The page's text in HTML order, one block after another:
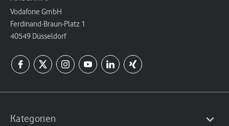
Vodafone GmbH
Ferdinand-Braun-Platz 1
40549 Düsseldorf
Kategorien